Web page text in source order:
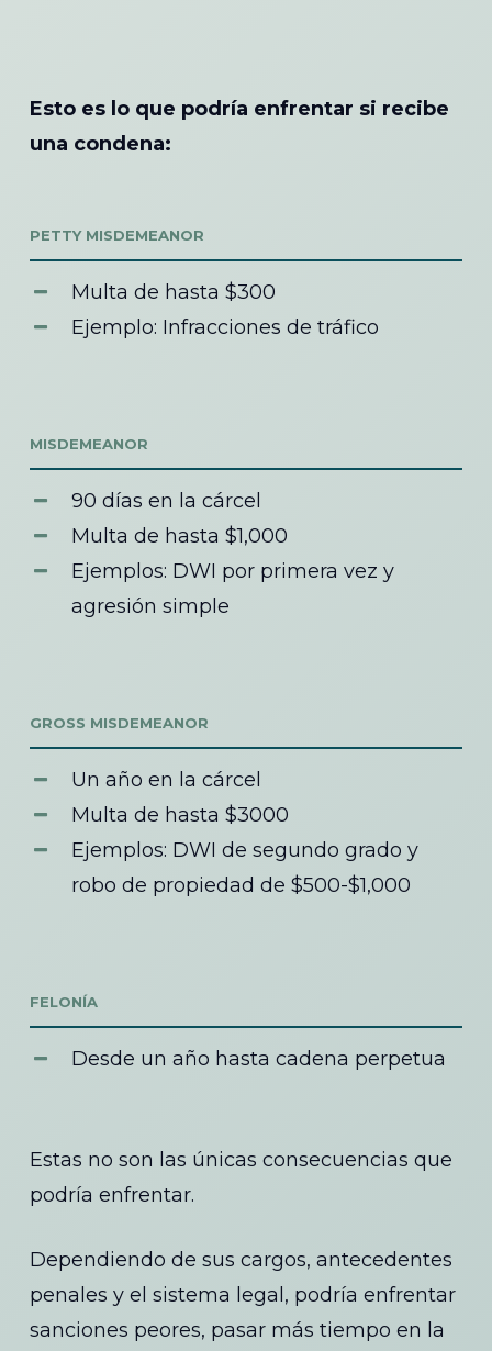
Esto es lo que podría enfrentar si recibe
una condena:
PETTY MISDEMEANOR
Multa de hasta $300
Ejemplo: Infracciones de tráfico
MISDEMEANOR
90 días en la cárcel
Multa de hasta $1,000
Ejemplos: DWI por primera vez y
agresión simple
GROSS MISDEMEANOR
Un año en la cárcel
Multa de hasta $3000
Ejemplos: DWI de segundo grado y
robo de propiedad de $500-$1,000
FELONÍA
Desde un año hasta cadena perpetua
Estas no son las únicas consecuencias que
podría enfrentar.
Dependiendo de sus cargos, antecedentes
penales y el sistema legal, podría enfrentar
sanciones peores, pasar más tiempo en la